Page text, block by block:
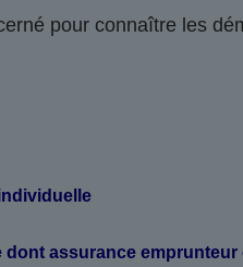
pour connaître les
dont assurance